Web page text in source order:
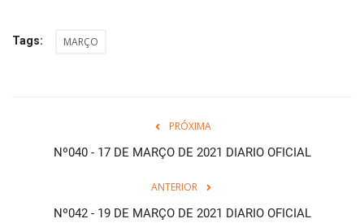
Tags: MARÇO
PRÓXIMA
Nº040 - 17 DE MARÇO DE 2021 DIARIO OFICIAL
ANTERIOR
Nº042 - 19 DE MARÇO DE 2021 DIARIO OFICIAL